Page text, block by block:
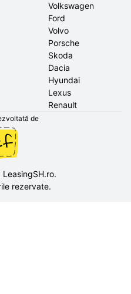
Volkswagen
Ford
Volvo
Porsche
Skoda
Dacia
Hyundai
Lexus
Renault
de
LeasingSH.ro.
rezervate.